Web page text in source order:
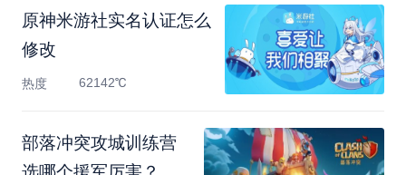
原神米游社实名认证怎么
修改
热度 62142℃
部落冲突攻城训练营